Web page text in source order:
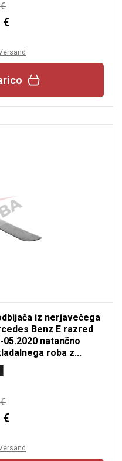
€
iz nerjavečega
Benz E razred
05.2020 natančno
roba z...
€